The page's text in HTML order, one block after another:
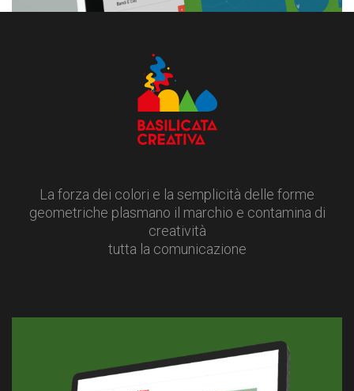
La forza dei colori e la semplicità delle forme
geometriche plasmano il marchio e contamina di
creatività
tutta la comunicazione